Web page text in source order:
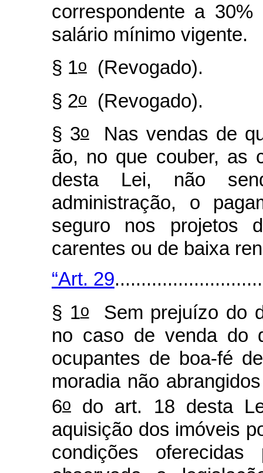
correspondente a
salário mínimo vigente.
§ 1o
(Revogado).
§ 2o
(Revogado).
§ 3oNas vendas de
ão, no que couber, as
desta Lei, não
administração, o
seguro nos projetos
carentes ou de baixa
“Art. 29
§ 1oSem prejuízo do
no caso de venda do
ocupantes de boa-fé
moradia não
6o
do art. 18 desta
aquisição dos imóveis
condições